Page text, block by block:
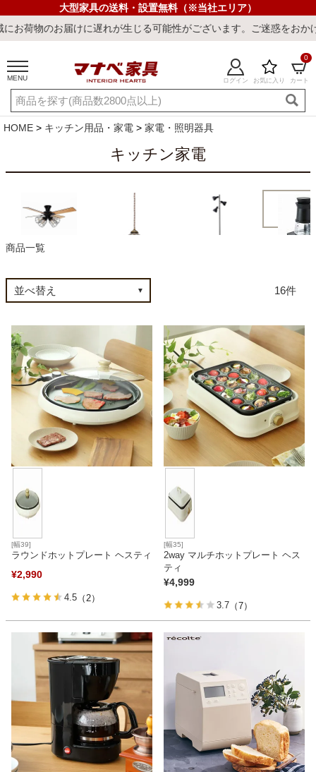
大型家具の送料・設置無料（※当社エリア）
けに遅れが生じる可能性がございます。ご迷惑をおかけしまして誠
MENU ログイン お気に入り カート
0
ご利用ガイド 新規会員登録
店舗一覧 閲覧履歴
キーワード・商品番号で探す
最短発送 冷感寝具 ウィルトンラ
カテゴリから探す
ソファ
テレビ台・リビング家具
ダイニングテーブル・セット
椅子・チェア
食器棚・キッチン収納
ベッド
収納家具
学習机
HOME キッチン用品・家電 家電・照明器具
キッチン家電
シーリングライト
商品一覧
16
[幅39]
ラウンドホットプレート ヘスティ
¥2,990
4.5 （2）
[幅35]
2way マルチホットプレート ヘス
ティ
¥4,999
3.7 （7）